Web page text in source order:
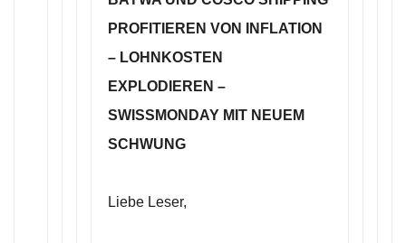
PROFITIEREN VON INFLATION
– LOHNKOSTEN
EXPLODIEREN –
SWISSMONDAY MIT NEUEM
SCHWUNG
Liebe Leser,